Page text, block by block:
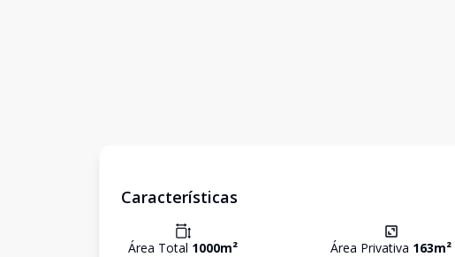
Características
Área Total 1000m² Área Privativa 163m²